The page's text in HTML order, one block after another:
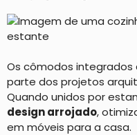
Os cômodos integrados
parte dos projetos
Quando unidos por
design arrojado,
em móveis para a casa.